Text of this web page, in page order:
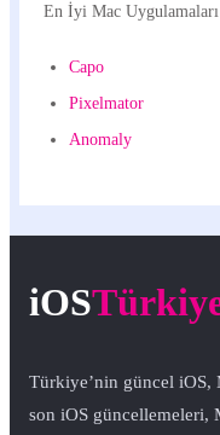
En İyi Mac Uygulamaları
Capo
Pixelmator
Anomaly
iOS
Türkiye’nin güncel iOS,
son iOS güncellemeleri,